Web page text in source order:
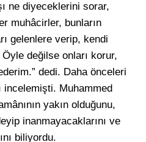
ne diyeceklerini sorar,
muhâcirler, bunların
gelenlere verip, kendi
değilse onları korur,
dedi. Daha önceleri
incelemişti. Muhammed
yakın olduğunu,
inanmayacaklarını ve
biliyordu.